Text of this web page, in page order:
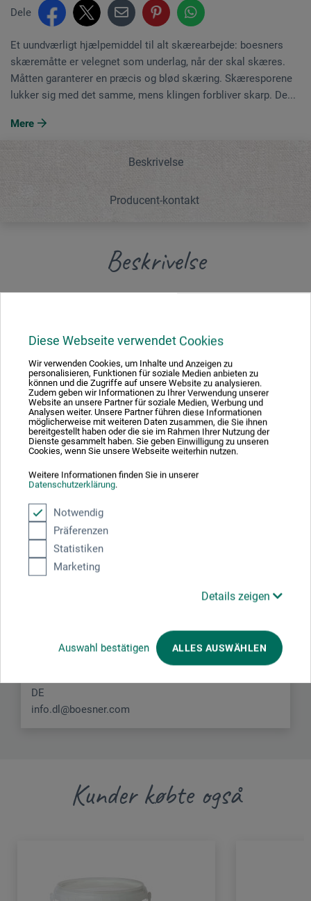
Diese Webseite verwendet Cookies
Wir verwenden Cookies, um Inhalte und Anzeigen zu
personalisieren, Funktionen für soziale Medien anbieten zu
können und die Zugriffe auf unsere Website zu analysieren.
Zudem geben wir Informationen zu Ihrer Verwendung unserer
Website an unsere Partner für soziale Medien, Werbung und
Analysen weiter. Unsere Partner führen diese Informationen
möglicherweise mit weiteren Daten zusammen, die Sie ihnen
bereitgestellt haben oder die sie im Rahmen Ihrer Nutzung der
Dienste gesammelt haben. Sie geben Einwilligung zu unseren
Cookies, wenn Sie unsere Webseite weiterhin nutzen.
Weitere Informationen finden Sie in unserer
Datenschutzerklärung.
Notwendig
Präferenzen
Statistiken
Marketing
Details zeigen
Auswahl bestätigen ALLES AUSWÄHLEN
Dele
Et uundværligt hjælpemiddel til alt skærearbejde: boesners
skæremåtte er velegnet som underlag, når der skal skæres.
Måtten garanterer en præcis og blød skæring. Skæresporene
lukker sig med det samme, mens klingen forbliver skarp. De...
Mere
Beskrivelse
Producent-kontakt
Beskrivelse
skal skæres. Måtten garanterer en præcis og blød
klingen forbliver skarp. De påtrykte mål i 50 og 10 mm-
skabelonen gør det muligt at arbejde præcist.
Skæremåtten fra boesner er fremstillet af skridsikkert og
elastisk 3 mm tykt kunststof og er ikke reflekterende. Den
udmærker sig ved lang holdbarhed og professionel
kvalitet. Måtten kan ligeledes bruges som skrive- og
tegneunderlag.
Producent-kontakt
boesner GmbH distribution + logistics
DE
info.dl@boesner.com
Kunder købte også